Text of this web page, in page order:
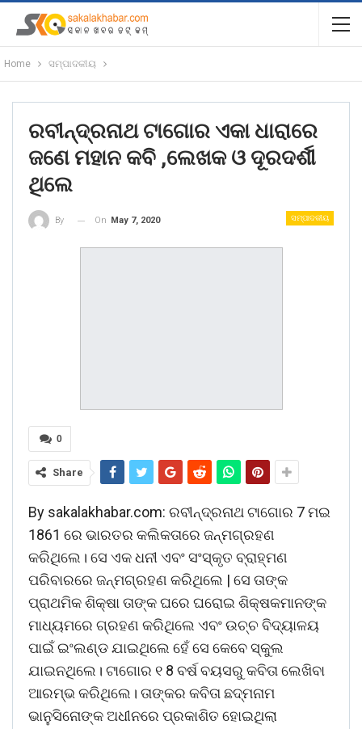
Home ସମ୍ପାଦକୀୟ
ରବୀନ୍ଦ୍ରନାଥ ଟାଗୋର ଏକା ଧାରାରେ
ଜଣେ ମହାନ କବି ,ଲେଖକ ଓ ଦୂରଦର୍ଶୀ
ଥିଲେ
ସମ୍ପାଦକୀୟ
By On May 7, 2020
0
Share
By sakalakhabar.com: ରବୀନ୍ଦ୍ରନାଥ ଟାଗୋର 7 ମଇ
1861 ରେ ଭାରତର କଲିକତାରେ ଜନ୍ମଗ୍ରହଣ
କରିଥିଲେ। ସେ ଏକ ଧନୀ ଏବଂ ସଂସ୍କୃତ ବ୍ରାହ୍ମଣ
ପରିବାରରେ ଜନ୍ମଗ୍ରହଣ କରିଥିଲେ | ସେ ତାଙ୍କ
ପ୍ରାଥମିକ ଶିକ୍ଷା ତାଙ୍କ ଘରେ ଘରୋଇ ଶିକ୍ଷକମାନଙ୍କ
ମାଧ୍ୟମରେ ଗ୍ରହଣ କରିଥିଲେ ଏବଂ ଉଚ୍ଚ ବିଦ୍ୟାଳୟ
ପାଇଁ ଇଂଲଣ୍ଡ ଯାଇଥିଲେ ହେଁ ସେ କେବେ ସ୍କୁଲ
ଯାଇନଥିଲେ। ଟାଗୋର ୧ 8 ବର୍ଷ ବୟସରୁ କବିତା ଲେଖିବା
ଆରମ୍ଭ କରିଥିଲେ। ତାଙ୍କର କବିତା ଛଦ୍ମନାମ
ଭାନୁସିନୋଙ୍କ ଅଧୀନରେ ପ୍ରକାଶିତ ହୋଇଥିଲା